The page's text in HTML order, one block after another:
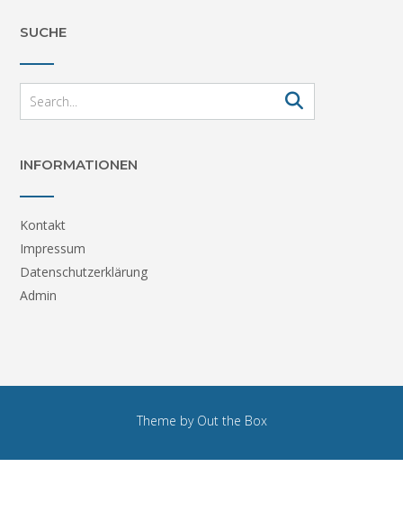
SUCHE
INFORMATIONEN
Kontakt
Impressum
Datenschutzerklärung
Admin
Theme by Out the Box